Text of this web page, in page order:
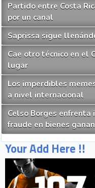
Partido entre Costa
por un canal
Saprissa sigue
Cae otro técnico en el
lugar
Los imperdibles
a nivel internacional
Celso Borges
fraude en bienes
Your Add Here !!